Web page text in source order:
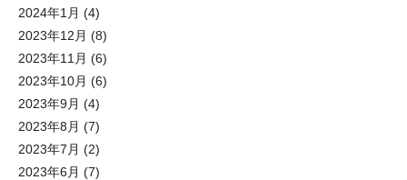
2024年1月 (4)
2023年12月 (8)
2023年11月 (6)
2023年10月 (6)
2023年9月 (4)
2023年8月 (7)
2023年7月 (2)
2023年6月 (7)